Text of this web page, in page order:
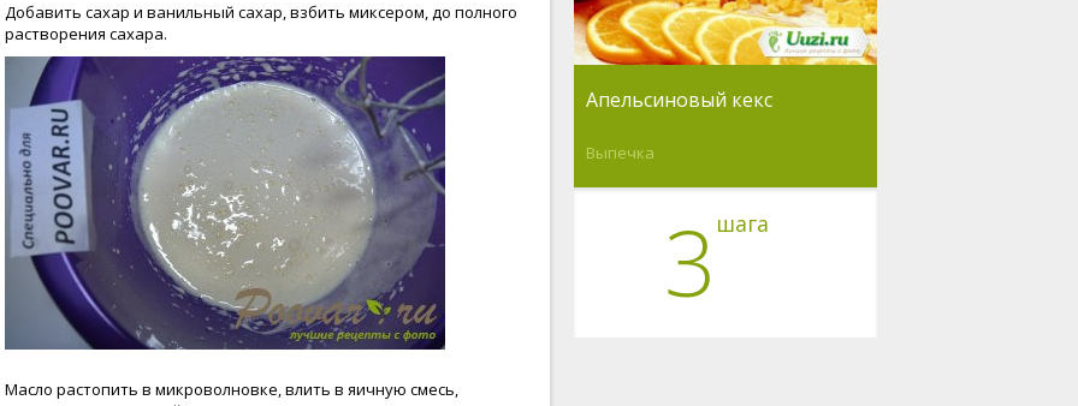
Добавить сахар и ванильный сахар, взбить миксером, до полного
растворения сахара.
Масло растопить в микроволновке, влить в яичную смесь,
Апельсиновый кекс
Выпечка
3 шага